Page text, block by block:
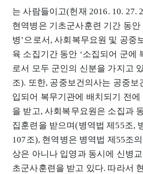
는 사람들이고(헌재 2016. 10. 27.
현역병은 기초군사훈련 기간 동안
병’으로서, 사회복무요원 및 공중
육 소집기간 동안 ‘소집되어 군에
로서 모두 군인의 신분을 가지고
조). 또한, 공중보건의사는 공중보
입되어 복무기관에 배치되기 전에
을 받고, 사회복무요원은 소집과
집훈련을 받으며(병역법 제55조,
107조), 현역병은 병역법 제55조
상은 아니나 입영과 동시에 신병교
초군사훈련을 받고 있다. 따라서